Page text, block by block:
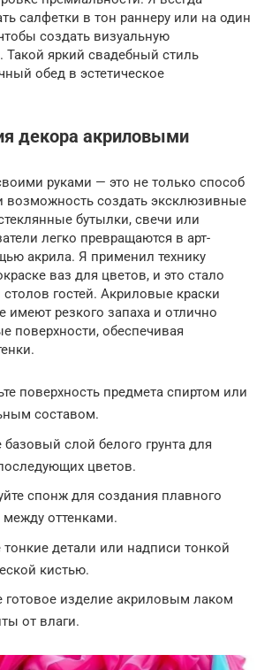
салфетки в тон раннеру или на один
создать визуальную
Такой яркий свадебный стиль
обед в эстетическое
декора акриловыми
руками — это не только способ
возможность создать эксклюзивные
бутылки, свечи или
легко превращаются в арт-
акрила. Я применил технику
ваз для цветов, и это стало
гостей. Акриловые краски
имеют резкого запаха и отлично
поверхности, обеспечивая
поверхность предмета спиртом или
составом.
базовый слой белого грунта для
цветов.
спонж для создания плавного
между оттенками.
тонкие детали или надписи тонкой
кистью.
готовое изделие акриловым лаком
от влаги.